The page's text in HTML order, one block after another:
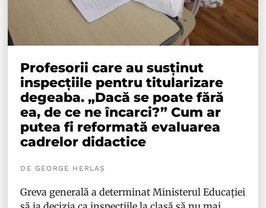
Profesorii care au susținut
inspecțiile pentru titularizare
degeaba. „Dacă se poate fără
ea, de ce ne încarci?” Cum ar
putea fi reformată evaluarea
cadrelor didactice
DE GEORGE HERLAȘ
Greva generală a determinat Ministerul Educației